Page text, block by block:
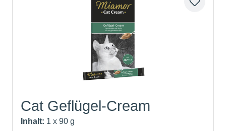
Cat Geflügel-Cream
Inhalt: 1 x 90 g